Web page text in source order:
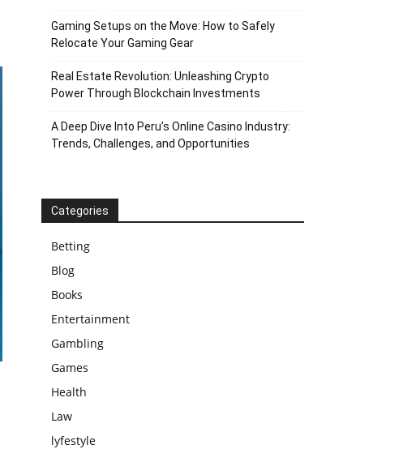
Gaming Setups on the Move: How to Safely
Relocate Your Gaming Gear
Real Estate Revolution: Unleashing Crypto
Power Through Blockchain Investments
A Deep Dive Into Peru’s Online Casino Industry:
Trends, Challenges, and Opportunities
Categories
Betting
Blog
Books
Entertainment
Gambling
Games
Health
Law
lyfestyle